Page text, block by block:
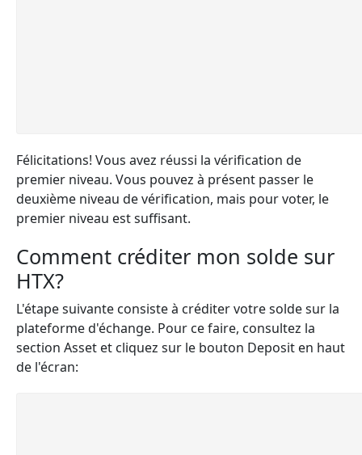
Félicitations! Vous avez réussi la vérification de
premier niveau. Vous pouvez à présent passer le
deuxième niveau de vérification, mais pour voter, le
premier niveau est suffisant.
Comment créditer mon solde sur
HTX?
L'étape suivante consiste à créditer votre solde sur la
plateforme d'échange. Pour ce faire, consultez la
section Asset et cliquez sur le bouton Deposit en haut
de l'écran: